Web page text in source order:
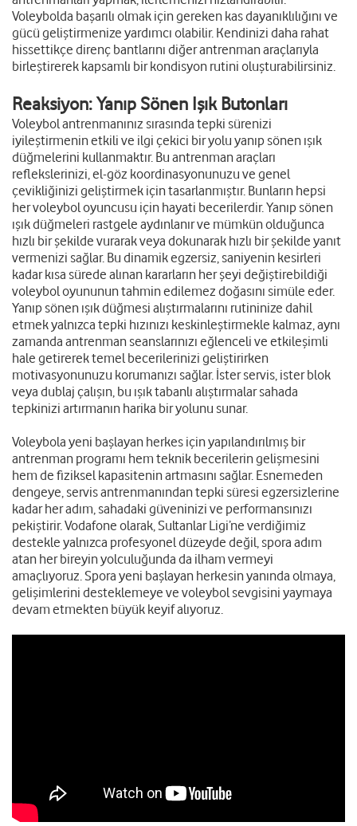
Voleybolda başarılı olmak için gereken kas dayanıklılığını ve
gücü geliştirmenize yardımcı olabilir. Kendinizi daha rahat
hissettikçe direnç bantlarını diğer antrenman araçlarıyla
birleştirerek kapsamlı bir kondisyon rutini oluşturabilirsiniz.
Reaksiyon: Yanıp Sönen Işık Butonları
Voleybol antrenmanınız sırasında tepki sürenizi
iyileştirmenin etkili ve ilgi çekici bir yolu yanıp sönen ışık
düğmelerini kullanmaktır. Bu antrenman araçları
reflekslerinizi, el-göz koordinasyonunuzu ve genel
çevikliğinizi geliştirmek için tasarlanmıştır. Bunların hepsi
her voleybol oyuncusu için hayati becerilerdir. Yanıp sönen
ışık düğmeleri rastgele aydınlanır ve mümkün olduğunca
hızlı bir şekilde vurarak veya dokunarak hızlı bir şekilde yanıt
vermenizi sağlar. Bu dinamik egzersiz, saniyenin kesirleri
kadar kısa sürede alınan kararların her şeyi değiştirebildiği
voleybol oyununun tahmin edilemez doğasını simüle eder.
Yanıp sönen ışık düğmesi alıştırmalarını rutininize dahil
etmek yalnızca tepki hızınızı keskinleştirmekle kalmaz, aynı
zamanda antrenman seanslarınızı eğlenceli ve etkileşimli
hale getirerek temel becerilerinizi geliştirirken
motivasyonunuzu korumanızı sağlar. İster servis, ister blok
veya dublaj çalışın, bu ışık tabanlı alıştırmalar sahada
tepkinizi artırmanın harika bir yolunu sunar.
Voleybola yeni başlayan herkes için yapılandırılmış bir
antrenman programı hem teknik becerilerin gelişmesini
hem de fiziksel kapasitenin artmasını sağlar. Esnemeden
dengeye, servis antrenmanından tepki süresi egzersizlerine
kadar her adım, sahadaki güveninizi ve performansınızı
pekiştirir. Vodafone olarak, Sultanlar Ligi’ne verdiğimiz
destekle yalnızca profesyonel düzeyde değil, spora adım
atan her bireyin yolculuğunda da ilham vermeyi
amaçlıyoruz. Spora yeni başlayan herkesin yanında olmaya,
gelişimlerini desteklemeye ve voleybol sevgisini yaymaya
devam etmekten büyük keyif alıyoruz.